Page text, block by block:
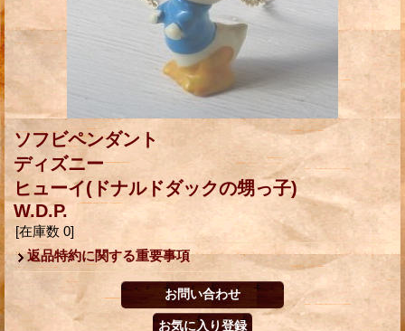
ソフビペンダント
ディズニー
ヒューイ(ドナルドダックの甥っ子)
W.D.P.
[在庫数 0]
返品特約に関する重要事項